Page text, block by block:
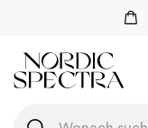
Inhalt
springen